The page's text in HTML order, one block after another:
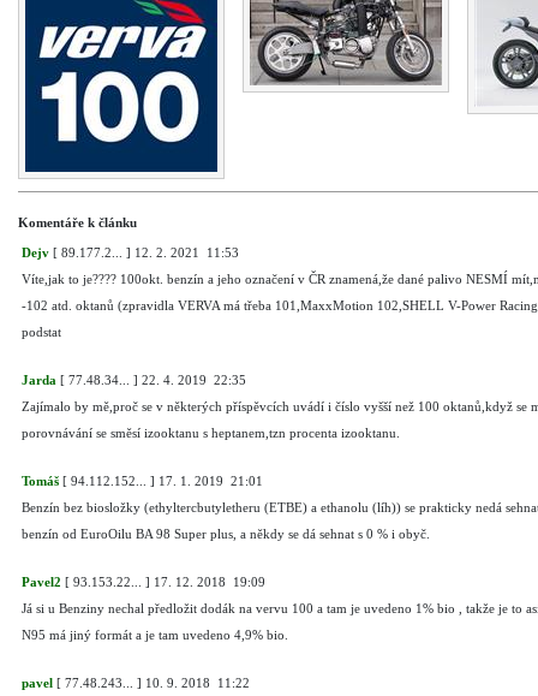
Komentáře k článku
Dejv [ 89.177.2... ] 12. 2. 2021 11:53
Víte,jak to je???? 100okt. benzín a jeho označení v ČR znamená,že dané palivo NESMÍ
-102 atd. oktanů (zpravidla VERVA má třeba 101,MaxxMotion 102,SHELL V-Power
podstat
Jarda [ 77.48.34... ] 22. 4. 2019 22:35
Zajímalo by mě,proč se v některých příspěvcích uvádí i číslo vyšší než 100 oktanů,když se
porovnávání se směsí izooktanu s heptanem,tzn procenta izooktanu.
Tomáš [ 94.112.152... ] 17. 1. 2019 21:01
Benzín bez biosložky (ethyltercbutyletheru (ETBE) a ethanolu (líh)) se prakticky nedá
benzín od EuroOilu BA 98 Super plus, a někdy se dá sehnat s 0 % i obyč.
Pavel2 [ 93.153.22... ] 17. 12. 2018 19:09
Já si u Benziny nechal předložit dodák na vervu 100 a tam je uvedeno 1% bio , takže je to
N95 má jiný formát a je tam uvedeno 4,9% bio.
pavel [ 77.48.243... ] 10. 9. 2018 11:22